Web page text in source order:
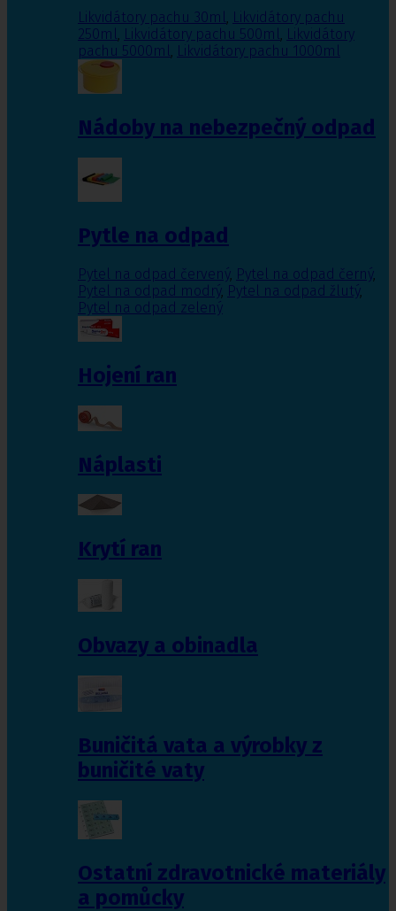
Likvidátory pachu 30ml, Likvidátory pachu
250ml, Likvidátory pachu 500ml, Likvidátory
pachu 5000ml, Likvidátory pachu 1000ml
Nádoby na nebezpečný odpad
Pytle na odpad
Pytel na odpad červený, Pytel na odpad černý,
Pytel na odpad modrý, Pytel na odpad žlutý,
Pytel na odpad zelený
Hojení ran
Náplasti
Krytí ran
Obvazy a obinadla
Buničitá vata a výrobky z
buničité vaty
Ostatní zdravotnické materiály
a pomůcky